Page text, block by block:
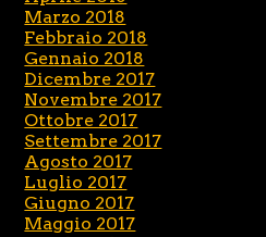
Marzo 2018
Febbraio 2018
Gennaio 2018
Dicembre 2017
Novembre 2017
Ottobre 2017
Settembre 2017
Agosto 2017
Luglio 2017
Giugno 2017
Maggio 2017